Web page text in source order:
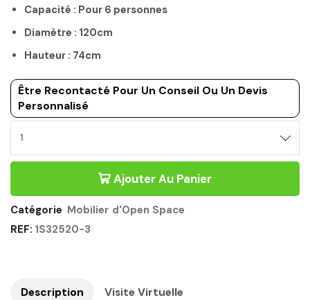
Capacité : Pour 6 personnes
Diamètre : 120cm
Hauteur : 74cm
Être Recontacté Pour Un Conseil Ou Un Devis
Personnalisé
D'OPEN
ROND
SONOMA
BLANC
Ajouter Au Panier
Catégorie Mobilier d'Open Space
REF: 1S32520-3
Description Visite Virtuelle